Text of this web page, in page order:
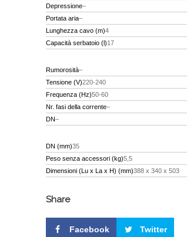
Depressione–
Portata aria–
Lunghezza cavo (m)4
Capacità serbatoio (l)17
Rumorosità–
Tensione (V)220-240
Frequenza (Hz)50-60
Nr. fasi della corrente–
DN–
DN (mm)35
Peso senza accessori (kg)5,5
Dimensioni (Lu x La x H) (mm)388 x 340 x 503
Share
Facebook Twitter